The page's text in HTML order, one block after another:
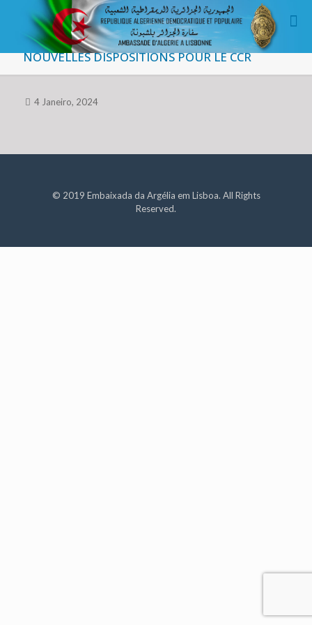
NOUVELLES DISPOSITIONS POUR LE CCR
4 Janeiro, 2024
© 2019 Embaixada da Argélia em Lisboa. All Rights
Reserved.